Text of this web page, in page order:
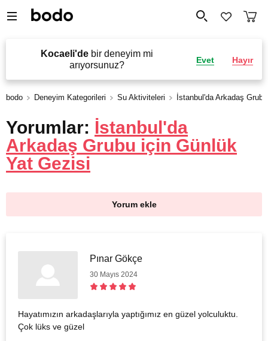
Kocaeli'debir deneyim mi
arıyorsunuz?
Evet Hayır
bodo Deneyim Kategorileri Su Aktiviteleri İstanbul'da Arkadaş
Yorumlar: İstanbul'da
Arkadaş Grubu için Günlük
Yat Gezisi
Yorum ekle
Pınar Gökçe
30 Mayıs 2024
Hayatımızın arkadaşlarıyla yaptığımız en güzel yolculuktu.
Çok lüks ve güzel